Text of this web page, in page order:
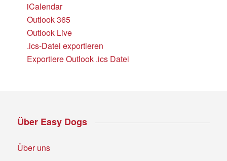
iCalendar
Outlook 365
Outlook Live
.ics-Datei exportieren
Exportiere Outlook .ics Datei
Über Easy Dogs
Über uns